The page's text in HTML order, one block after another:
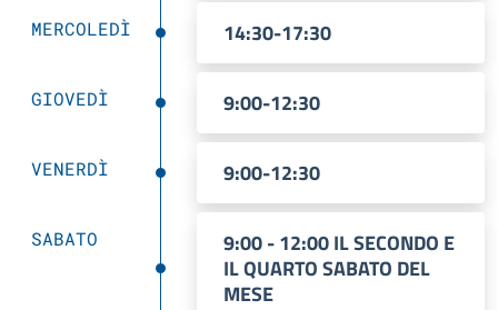
MERCOLEDÌ 14:30-17:30
GIOVEDÌ 9:00-12:30
VENERDÌ 9:00-12:30
SABATO
9:00 - 12:00 IL SECONDO E
IL QUARTO SABATO DEL
MESE